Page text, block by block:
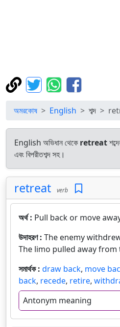
অমরকোষ English শব্দ
English অভিধান থেকে retreat
এবং বিপরীতশব্দ সহ।
retreat verb
অর্থ : Pull back or move
উদাহরণ : The enemy
The limo pulled away from
সমার্থক : draw back, move
back, recede, retire,
Antonym meaning